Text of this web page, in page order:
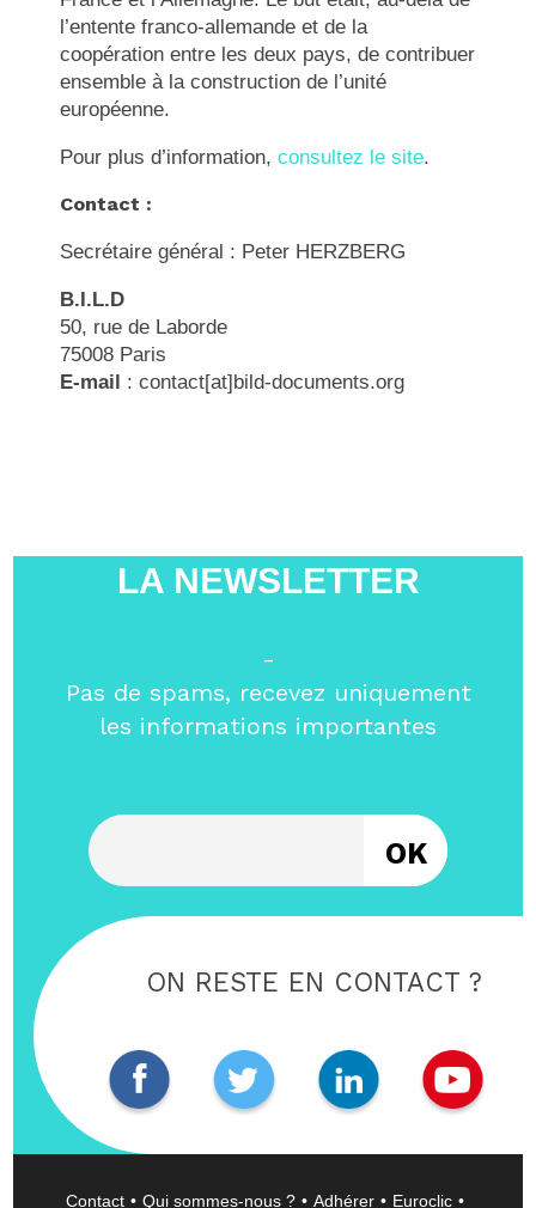
l’entente franco-allemande et de la
coopération entre les deux pays, de contribuer
ensemble à la construction de l’unité
européenne.
Pour plus d’information,consultez le site.
Contact :
Secrétaire général : Peter HERZBERG
B.I.L.D
50, rue de Laborde
75008 Paris
E-mail : contact[at]bild-documents.org
LA NEWSLETTER
-
Pas de spams, recevez uniquement
les informations importantes
ON RESTE EN CONTACT ?
Contact Qui sommes-nous ? Adhérer Euroclic